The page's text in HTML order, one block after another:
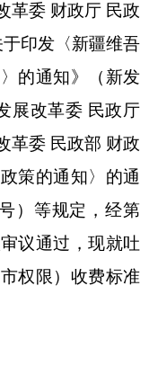
革委 财政厅 民政
印发〈新疆维吾
的通知》（新发
展改革委 民政厅
革委 民政部 财政
策的通知〉的通
） 等规定，经第
议通过，现就吐
权限）收费标准